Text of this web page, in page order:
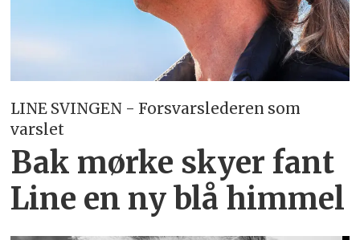
LINE SVINGEN - Forsvarslederen som
varslet
Bak mørke skyer fant
Line en ny blå himmel